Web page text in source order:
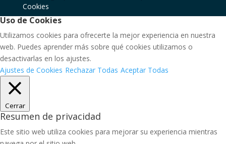
Cookies
Uso de Cookies
Utilizamos cookies para ofrecerte la mejor experiencia en nuestra
web. Puedes aprender más sobre qué cookies utilizamos o
desactivarlas en los ajustes.
Ajustes de Cookies Rechazar Todas Aceptar Todas
Cerrar
Resumen de privacidad
Este sitio web utiliza cookies para mejorar su experiencia mientras